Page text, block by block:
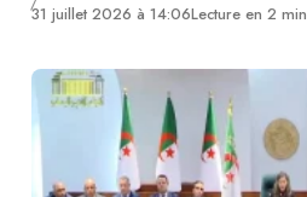
31 juillet 2026 à 14:06Lecture en 2 min